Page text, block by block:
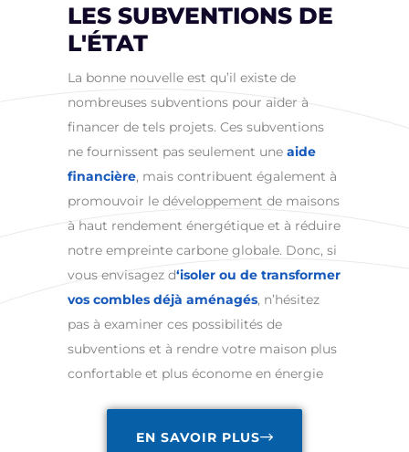
LES SUBVENTIONS DE
L'ÉTAT
La bonne nouvelle est qu’il existe de
nombreuses subventions pour aider à
financer de tels projets. Ces subventions
ne fournissent pas seulement une aide
financière, mais contribuent également à
promouvoir le développement de maisons
à haut rendement énergétique et à réduire
notre empreinte carbone globale. Donc, si
vous envisagez d‘isoler ou de transformer
vos combles déjà aménagés, n’hésitez
pas à examiner ces possibilités de
subventions et à rendre votre maison plus
confortable et plus économe en énergie
EN SAVOIR PLUS